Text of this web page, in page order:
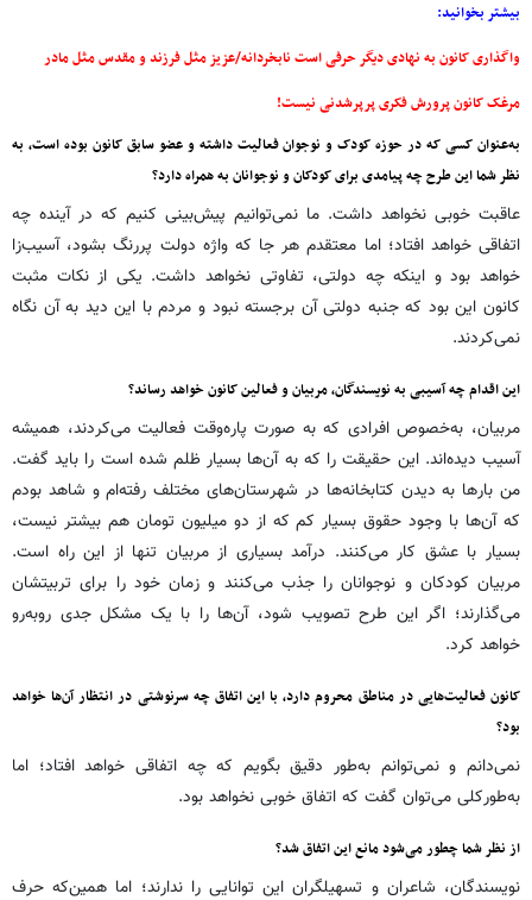
بیشتر بخوانید:
واگذاری کانون به نهادی دیگر حرفی است نابخردانه/عزیز مثل فرزند و مقدس مثل مادر
مرغک کانون پرورش فکری پرپرشدنی نیست!
به‌عنوان کسی که در حوزه کودک و نوجوان فعالیت داشته و عضو سابق کانون بوده است، به
نظر شما این طرح چه پیامدی برای کودکان و نوجوانان به همراه دارد؟
عاقبت خوبی نخواهد داشت. ما نمی‌توانیم پیش‌بینی کنیم که در آینده چه
اتفاقی خواهد افتاد؛ اما معتقدم هر جا که واژه دولت پررنگ بشود، آسیب‌زا
خواهد بود و اینکه چه دولتی، تفاوتی نخواهد داشت. یکی از نکات مثبت
کانون این بود که جنبه دولتی آن برجسته نبود و مردم با این دید به آن نگاه
نمی‌کردند.
این اقدام چه آسیبی به نویسندگان، مربیان و فعالین کانون خواهد رساند؟
مربیان، به‌خصوص افرادی که به صورت پاره‌وقت فعالیت می‌کردند، همیشه
آسیب دیده‌اند. این حقیقت را که به آن‌ها بسیار ظلم شده است را باید گفت.
من بارها به دیدن کتابخانه‌ها در شهرستان‌های مختلف رفته‌ام و شاهد بودم
که آن‌ها با وجود حقوق بسیار کم که از دو میلیون تومان هم بیشتر نیست،
بسیار با عشق کار می‌کنند. درآمد بسیاری از مربیان تنها از این راه است.
مربیان کودکان و نوجوانان را جذب می‌کنند و زمان خود را برای تربیتشان
می‌گذارند؛ اگر این طرح تصویب شود، آن‌ها را با یک مشکل جدی روبه‌رو
خواهد کرد.
کانون فعالیت‌هایی در مناطق محروم دارد، با این اتفاق چه سرنوشتی در انتظار آن‌ها خواهد
بود؟
نمی‌دانم و نمی‌توانم به‌طور دقیق بگویم که چه اتفاقی خواهد افتاد؛ اما
به‌طورکلی می‌توان گفت که اتفاق خوبی نخواهد بود.
از نظر شما چطور می‌شود مانع این اتفاق شد؟
نویسندگان، شاعران و تسهیلگران این توانایی را ندارند؛ اما همین‌که حرف